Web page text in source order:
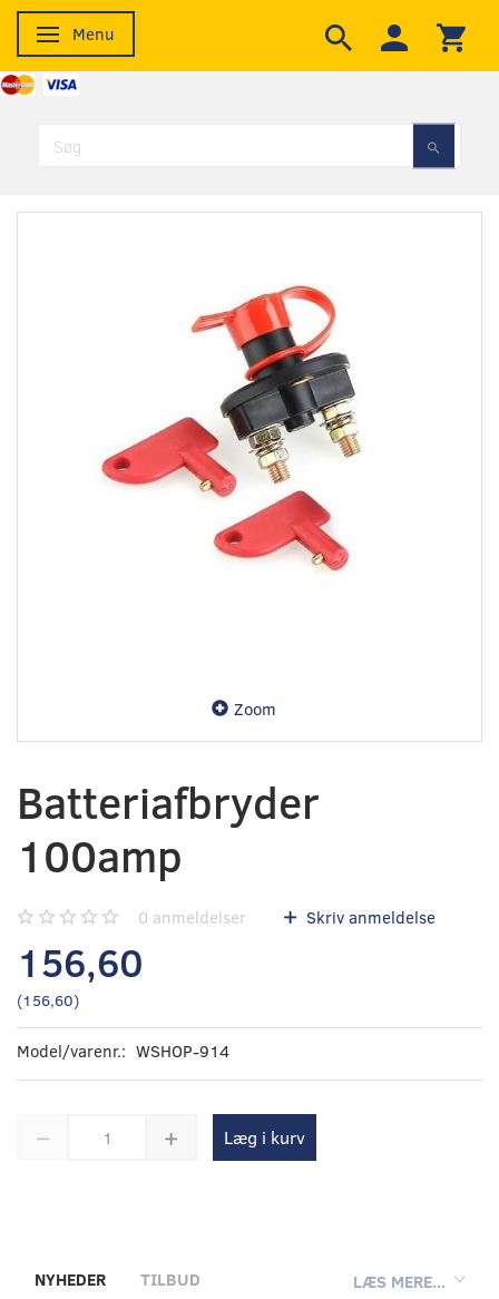
Skifte navigation
Menu
Zoom
Batteriafbryder
100amp
0 anmeldelser Skriv anmeldelse
156,60
(156,60)
Model/varenr.: WSHOP-914
Læg i kurv
LÆS MERE...
NYHEDER TILBUD